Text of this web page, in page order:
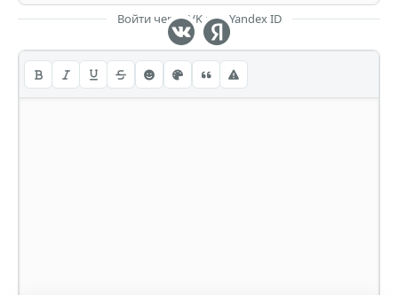
Войти через VK или Yandex ID